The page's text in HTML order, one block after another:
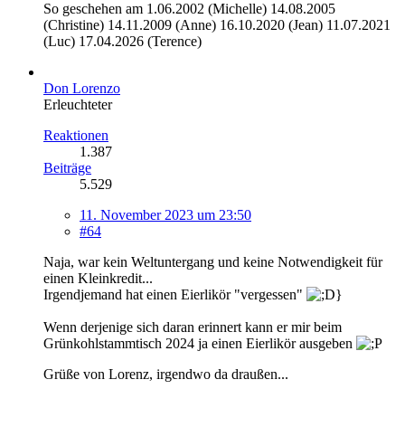
So geschehen am 1.06.2002 (Michelle) 14.08.2005
(Christine) 14.11.2009 (Anne) 16.10.2020 (Jean) 11.07.2021
(Luc) 17.04.2026 (Terence)
Don Lorenzo
Erleuchteter
Reaktionen
1.387
Beiträge
5.529
11. November 2023 um 23:50
#64
Naja, war kein Weltuntergang und keine Notwendigkeit für
einen Kleinkredit...
Irgendjemand hat einen Eierlikör "vergessen"
Wenn derjenige sich daran erinnert kann er mir beim
Grünkohlstammtisch 2024 ja einen Eierlikör ausgeben
Grüße von Lorenz, irgendwo da draußen...